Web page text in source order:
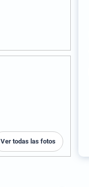
Ver todas las fotos